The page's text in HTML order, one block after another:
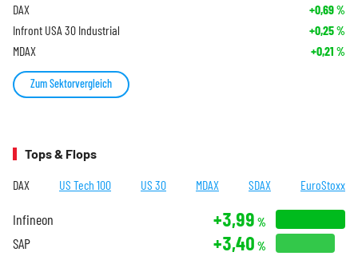
DAX +0,69%
Infront USA 30 Industrial +0,25%
MDAX +0,21 %
Zum Sektorvergleich
Tops & Flops
DAX US Tech 100 US 30 MDAX SDAX EuroStoxx
Infineon +3,99 %
SAP +3,40 %